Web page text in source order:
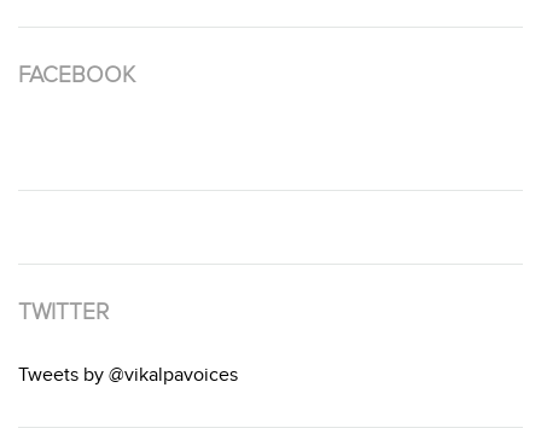
FACEBOOK
TWITTER
Tweets by @vikalpavoices